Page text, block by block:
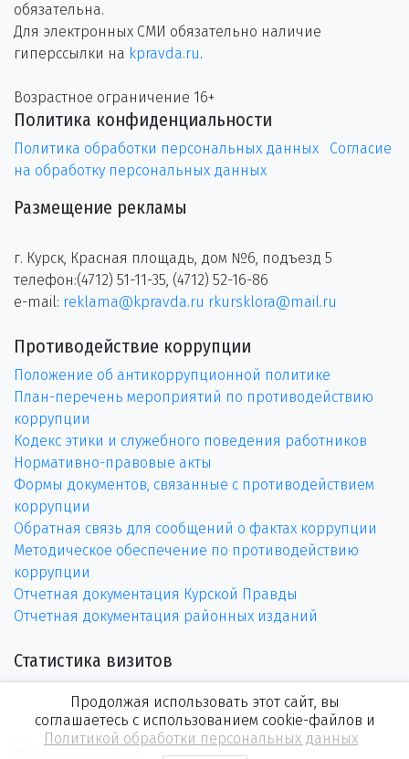
обязательна.
Для электронных СМИ обязательно наличие
гиперссылки на kpravda.ru.
Возрастное ограничение 16+
Политика конфиденциальности
Политика обработки персональных данных
Согласие
на обработку персональных данных
Размещение рекламы
г. Курск, Красная площадь, дом №6, подъезд 5
телефон:(4712) 51-11-35, (4712) 52-16-86
e-mail: reklama@kpravda.ru rkursklora@mail.ru
Противодействие коррупции
Положение об антикоррупционной политике
План-перечень мероприятий по противодействию
коррупции
Кодекс этики и служебного поведения работников
Нормативно-правовые акты
Формы документов, связанные с противодействием
коррупции
Обратная связь для сообщений о фактах коррупции
Методическое обеспечение по противодействию
коррупции
Отчетная документация Курской Правды
Отчетная документация районных изданий
Статистика визитов
Продолжая использовать этот сайт, вы
соглашаетесь с использованием cookie-файлов и
Политикой обработки персональных данных